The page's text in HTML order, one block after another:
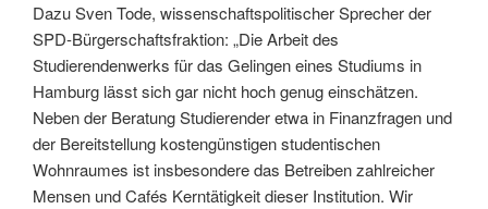
Dazu Sven Tode, wissenschaftspolitischer Sprecher der
SPD-Bürgerschaftsfraktion: „Die Arbeit des
Studierendenwerks für das Gelingen eines Studiums in
Hamburg lässt sich gar nicht hoch genug einschätzen.
Neben der Beratung Studierender etwa in Finanzfragen und
der Bereitstellung kostengünstigen studentischen
Wohnraumes ist insbesondere das Betreiben zahlreicher
Mensen und Cafés Kerntätigkeit dieser Institution. Wir